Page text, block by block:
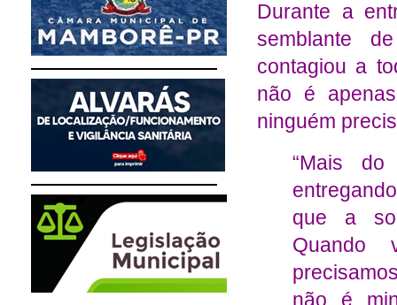
Durante a
semblante
contagiou a
não é
ninguém
“Mais
que a
Quando
não é